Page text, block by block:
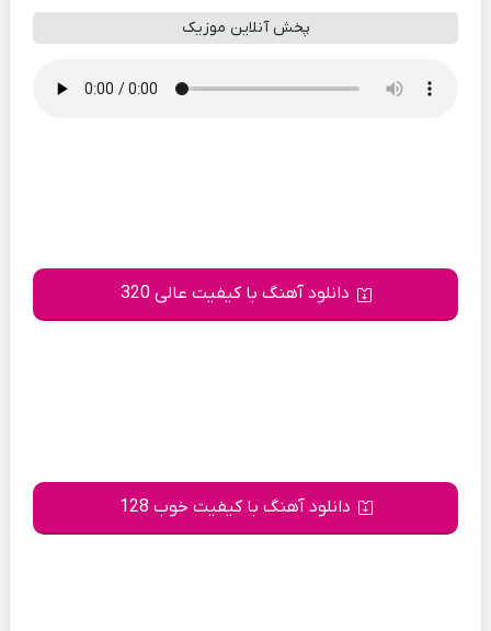
پخش آنلاین موزیک
دانلود آهنگ با کیفیت عالی 320
دانلود آهنگ با کیفیت خوب 128